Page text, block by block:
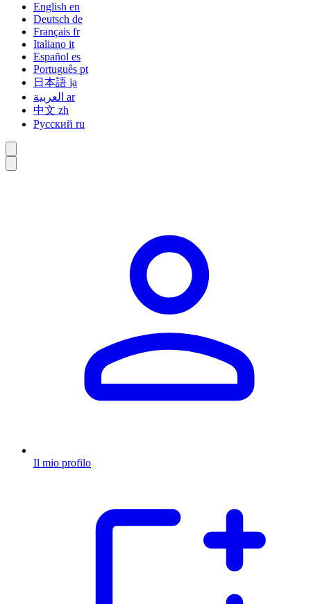
English en
Deutsch de
Français fr
Italiano it
Español es
Português pt
日本語 ja
ar
中文 zh
Русский ru
Il mio profilo